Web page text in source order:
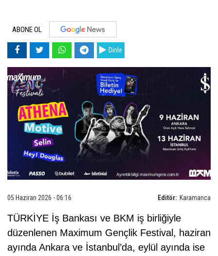
ABONE OL
Dinle
Editör: Karamanca
05 Haziran 2026 - 06:16
TÜRKİYE İş Bankası ve BKM iş birliğiyle
düzenlenen Maximum Gençlik Festival, haziran
ayında Ankara ve İstanbul’da, eylül ayında ise